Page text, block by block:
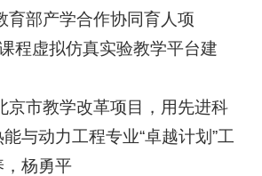
育部产学合作协同育人项
程虚拟仿真实验教学平台建
京市教学改革项目，用先进科
与动力工程专业“卓越计划”工
杨勇平